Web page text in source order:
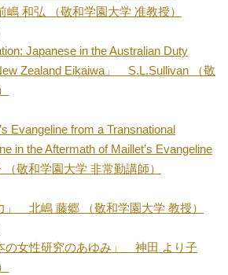
和弘 （敬和学園大学 准教授）
Japanese in the Australian Duty
Zealand Eikaiwa 」 S.L.Sullivan （敬
Evangeline from a Transnational
in the Aftermath of Maillet’s Evangeline
敬和学園大学 非常勤講師）
」 北嶋 藤郷 （敬和学園大学 教授）
の女性研究のあゆみ」 神田 より子